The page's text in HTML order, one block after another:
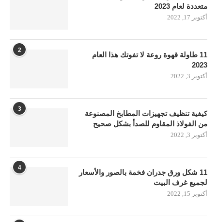
متعددة لعام 2023
أكتوبر 17, 2022
2
11 طاولة قهوة روعة لا تفوتك هذا العام
2023
أكتوبر 3, 2022
3
كيفية تنظيف تجهيزات المطابخ المصنوعة
من الفولاذ المقاوم للصدأ بشكل صحيح
أكتوبر 3, 2022
4
11 شكل ورق جدران فخمة بالصور والأسعار
لجميع غرف البيت
أكتوبر 15, 2022